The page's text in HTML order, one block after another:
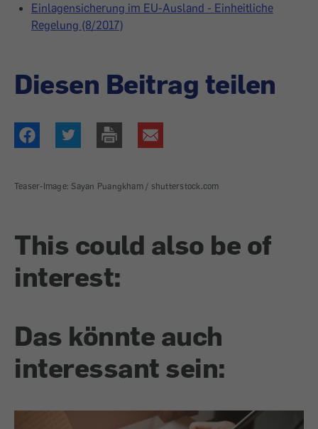
Einlagensicherung im EU-Ausland - Einheitliche
Regelung (8/2017)
Diesen Beitrag teilen
Teaser-Image: Sayan Puangkham / shutterstock.com
This could also be of
interest:
Das könnte auch
interessant sein: